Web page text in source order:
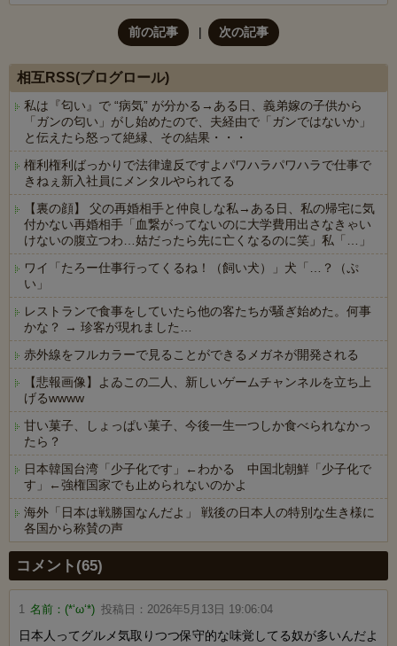
前の記事 次の記事
相互RSS(ブログロール)
私は『匂い』で “病気” が分かる→ある日、義弟嫁の子供から
「ガンの匂い」がし始めたので、夫経由で「ガンではないか」
と伝えたら怒って絶縁、その結果・・・
権利権利ばっかりで法律違反ですよパワハラパワハラで仕事で
きねぇ新入社員にメンタルやられてる
【裏の顔】 父の再婚相手と仲良しな私→ある日、私の帰宅に気
付かない再婚相手「血繋がってないのに大学費用出さなきゃい
けないの腹立つわ…姑だったら先に亡くなるのに笑」私「…」
ワイ「たろー仕事行ってくるね！（飼い犬）」犬「…？（ぷ
い」
レストランで食事をしていたら他の客たちが騒ぎ始めた。何事
かな？ → 珍客が現れました…
赤外線をフルカラーで見ることができるメガネが開発される
【悲報画像】よゐこの二人、新しいゲームチャンネルを立ち上
げるwwww
甘い菓子、しょっぱい菓子、今後一生一つしか食べられなかっ
たら？
日本韓国台湾「少子化です」←わかる 中国北朝鮮「少子化で
す」←強権国家でも止められないのかよ
海外「日本は戦勝国なんだよ」 戦後の日本人の特別な生き様に
各国から称賛の声
Powered by livedoor 相互RSS
コメント(65)
1 名前： (*‘ω‘*) 投稿日： 2026年5月13日 19:06:04
日本人ってグルメ気取りつつ保守的な味覚してる奴が多いんだよ